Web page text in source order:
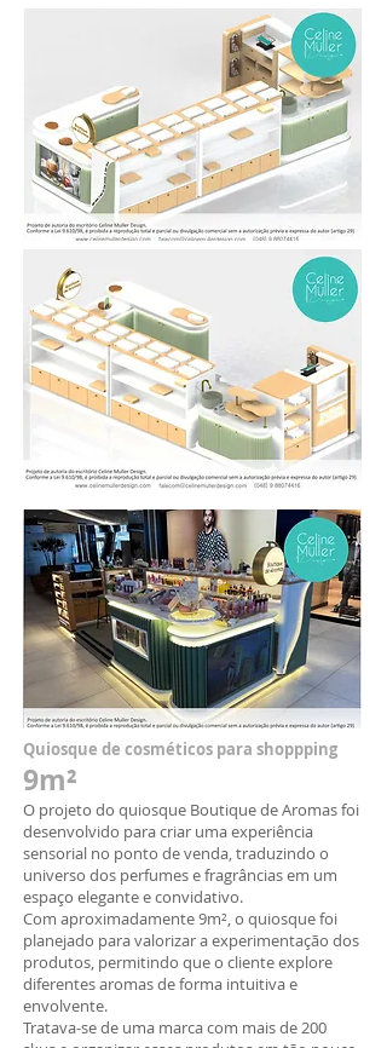
Quiosque de cosméticos para shoppping
9m²
O projeto do quiosque Boutique de Aromas foi
desenvolvido para criar uma experiência
sensorial no ponto de venda, traduzindo o
universo dos perfumes e fragrâncias em um
espaço elegante e convidativo.
Com aproximadamente 9m², o quiosque foi
planejado para valorizar a experimentação dos
produtos, permitindo que o cliente explore
diferentes aromas de forma intuitiva e
envolvente.
Tratava-se de uma marca com mais de 200